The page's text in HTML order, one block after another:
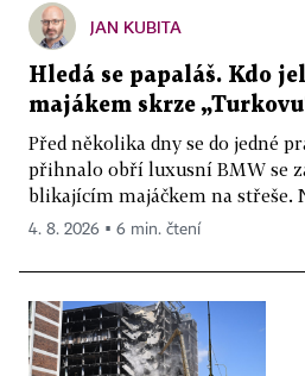
JAN KUBITA
Hledá se papaláš. Kdo
majákem skrze
Před několika dny se do jedné
přihnalo obří luxusní BMW se
blikajícím majáčkem na střeše.
4. 8. 2026 ▪ 6 min. čtení